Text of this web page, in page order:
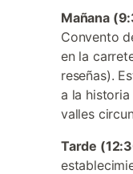
Mañana
Convento
en la
reseñas).
a la
valles
Tarde